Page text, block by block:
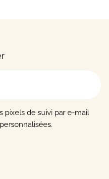
pixels de suivi par e-mail